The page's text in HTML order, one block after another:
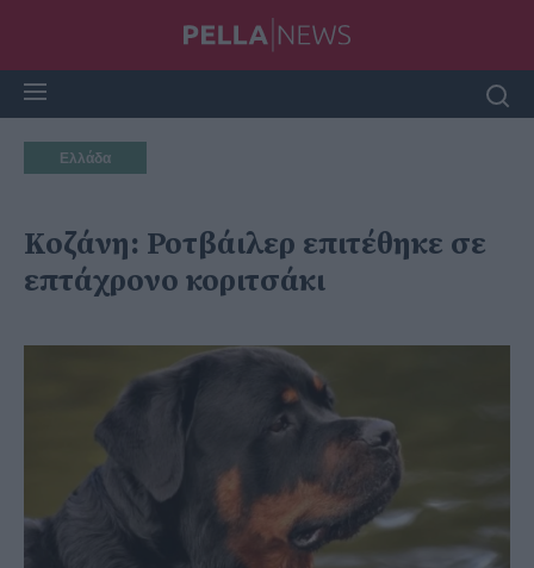
Ελλάδα
Κοζάνη: Ροτβάιλερ επιτέθηκε σε
επτάχρονο κοριτσάκι